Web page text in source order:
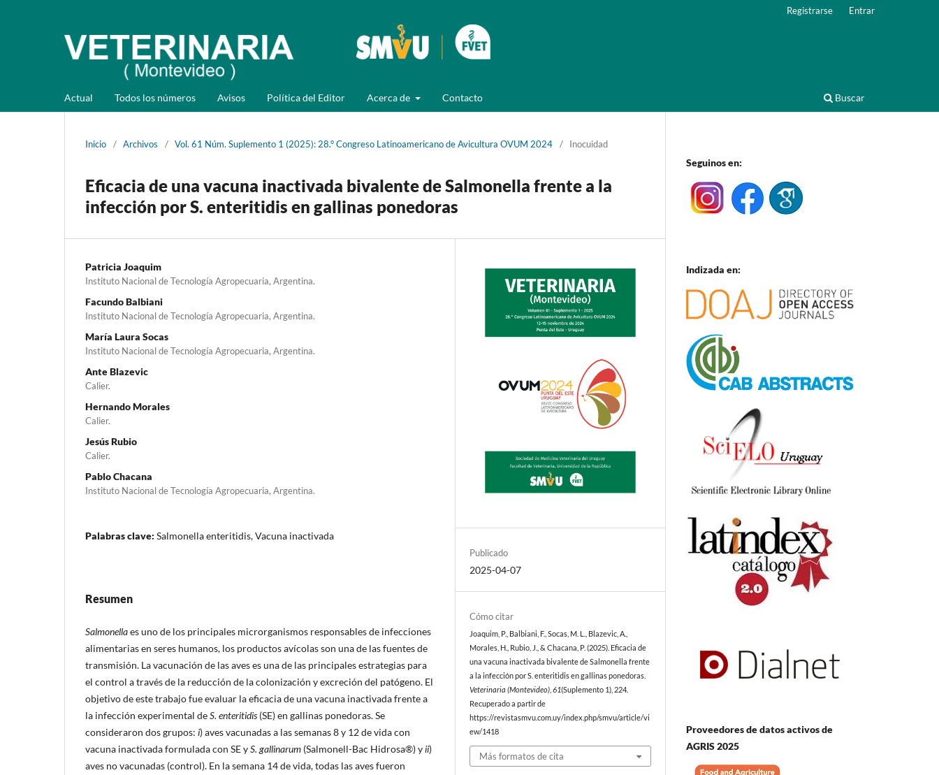
Actual Todos los números Avisos Política del Editor Acerca de Contacto Buscar
Registrarse Entrar
Inicio / Archivos / Vol. 61 Núm. Suplemento 1 (2025): 28.° Congreso Latinoamericano de Avicultura OVUM 2024 / Inocuidad
Eficacia de una vacuna inactivada bivalente de Salmonella frente a la
infección por S. enteritidis en gallinas ponedoras
Patricia Joaquim
Instituto Nacional de Tecnología Agropecuaria, Argentina.
Facundo Balbiani
Instituto Nacional de Tecnología Agropecuaria, Argentina.
María Laura Socas
Instituto Nacional de Tecnología Agropecuaria, Argentina.
Ante Blazevic
Calier.
Hernando Morales
Calier.
Jesús Rubio
Calier.
Pablo Chacana
Instituto Nacional de Tecnología Agropecuaria, Argentina.
Palabras clave: Salmonella enteritidis, Vacuna inactivada
Resumen
Salmonellaes uno de los principales microrganismos responsables de infecciones
alimentarias en seres humanos, los productos avícolas son una de las fuentes de
transmisión. La vacunación de las aves es una de las principales estrategias para
el control a través de la reducción de la colonización y excreción del patógeno. El
objetivo de este trabajo fue evaluar la eficacia de una vacuna inactivada frente a
la infección experimental deS. enteritidis (SE) en gallinas ponedoras. Se
consideraron dos grupos: i) aves vacunadas a las semanas 8 y 12 de vida con
vacuna inactivada formulada con SE yS. gallinarum (Salmonell-Bac Hidrosa®) yii)
aves no vacunadas (control). En la semana 14 de vida, todas las aves fueron
Publicado
2025-04-07
Cómo citar
Joaquim, P., Balbiani, F., Socas, M. L., Blazevic, A.,
Morales, H., Rubio, J., & Chacana, P. (2025). Eficacia de
una vacuna inactivada bivalente de Salmonella frente
a la infección por S. enteritidis en gallinas ponedoras.
Veterinaria (Montevideo) ,61(Suplemento 1), 224.
Recuperado a partir de
https://revistasmvu.com.uy/index.php/smvu/article/vi
ew/1418
Más formatos de cita
Seguinos en:
Indizada en:
Proveedores de datos activos de
AGRIS 2025